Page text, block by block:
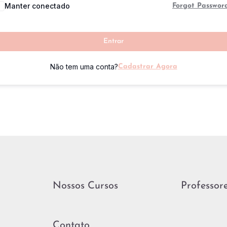
Manter conectado Forgot
Entrar
Não tem uma conta?Cadastrar Agora
Nossos Cursos